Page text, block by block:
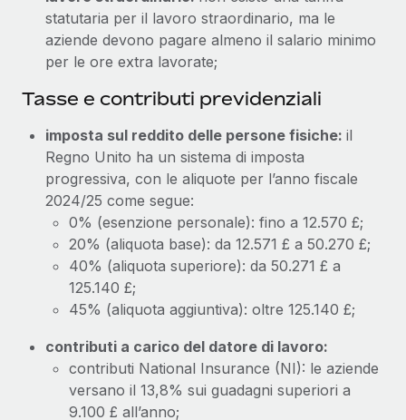
statutaria per il lavoro straordinario, ma le
aziende devono pagare almeno il salario minimo
per le ore extra lavorate;
Tasse e contributi previdenziali
imposta sul reddito delle persone fisiche: il
Regno Unito ha un sistema di imposta
progressiva, con le aliquote per l’anno fiscale
2024/25 come segue:
0% (esenzione personale): fino a 12.570 £;
20% (aliquota base): da 12.571 £ a 50.270 £;
40% (aliquota superiore): da 50.271 £ a
125.140 £;
45% (aliquota aggiuntiva): oltre 125.140 £;
contributi a carico del datore di lavoro:
contributi National Insurance (NI): le aziende
versano il 13,8% sui guadagni superiori a
9.100 £ all’anno;